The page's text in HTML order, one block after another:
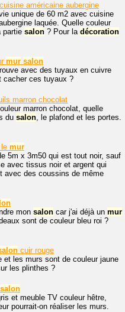
cuisine américaine aubergine
unique de 60 m2 avec cuisine
laquée. Quelle couleur
partie salon ? Pour la décoration
mur salon
avec des tuyaux en cuivre
cacher ces tuyaux ?
marron chocolat
marron chocolat, quelle
du salon, le plafond et les portes.
mur
5m x 3m50 qui est tout noir, sauf
avec tissus noir et argent qui
avec des coussins de même
mon salon car j'ai déjà un mur
sont de couleur bleu roi ?
cuir rouge
et les murs sont de couleur jaune
les plinthes ?
salon
et meuble TV couleur hêtre,
pourrait-on réaliser les murs.